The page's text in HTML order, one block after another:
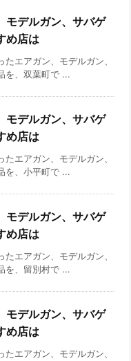
モデルガン、サバゲ
め店は
エアガン、モデルガン、
を、双葉町で ...
モデルガン、サバゲ
め店は
エアガン、モデルガン、
を、小平町で ...
モデルガン、サバゲ
め店は
エアガン、モデルガン、
を、留別村で ...
モデルガン、サバゲ
め店は
エアガン、モデルガン、